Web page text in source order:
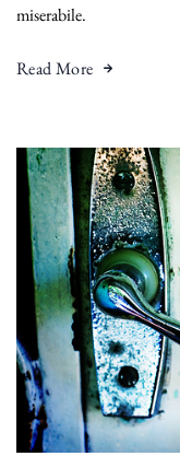
miserabile.
Read More